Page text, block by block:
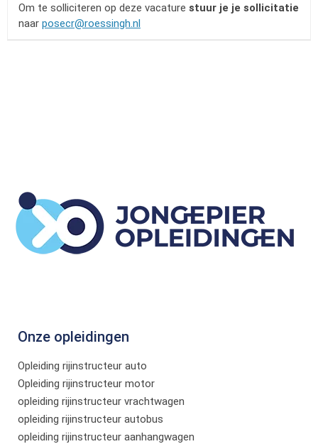
Om te solliciteren op deze vacature stuur je je sollicitatie
naar posecr@roessingh.nl
Onze opleidingen
Opleiding rijinstructeur auto
Opleiding rijinstructeur motor
opleiding rijinstructeur vrachtwagen
opleiding rijinstructeur autobus
opleiding rijinstructeur aanhangwagen